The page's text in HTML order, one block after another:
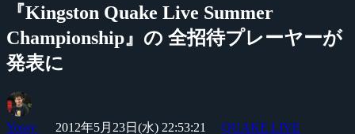
『Kingston Quake Live Summer
Championship』の 全招待プレーヤーが
発表に
Yossy 2012年5月23日(水) 22:53:21 QUAKE LIVE